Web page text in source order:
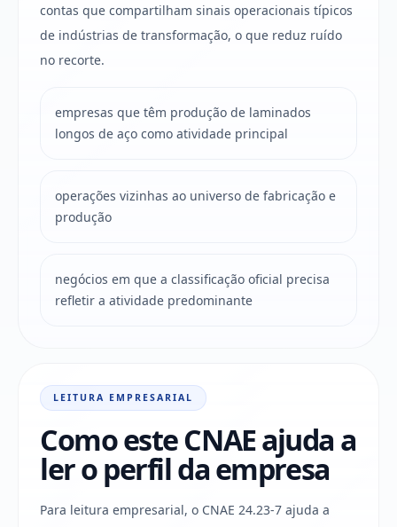
contas que compartilham sinais operacionais típicos
de indústrias de transformação, o que reduz ruído
no recorte.
empresas que têm produção de laminados
longos de aço como atividade principal
operações vizinhas ao universo de fabricação e
produção
negócios em que a classificação oficial precisa
refletir a atividade predominante
LEITURA EMPRESARIAL
Como este CNAE ajuda a
ler o perfil da empresa
Para leitura empresarial, o CNAE 24.23-7 ajuda a